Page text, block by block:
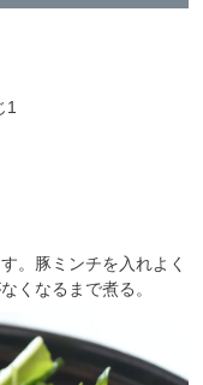
1
。豚ミンチを入れよく
くなるまで煮る。